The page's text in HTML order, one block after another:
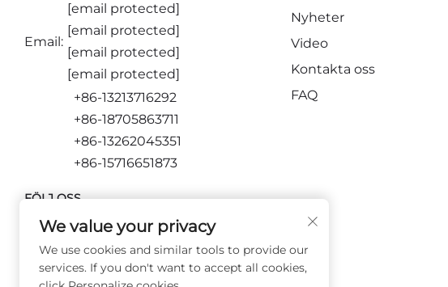
Email:
[email protected]
[email protected]
[email protected]
[email protected]
+86-13213716292
+86-18705863711
+86-13262045351
+86-15716651873
Nyheter
Video
Kontakta oss
FAQ
FÖLJ OSS
We value your privacy
We use cookies and similar tools to provide our
services. If you don't want to accept all cookies,